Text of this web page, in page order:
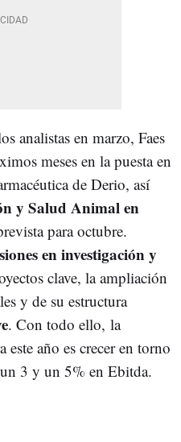
analistas en marzo, Faes
meses en la puesta en
de Derio, así
y Salud Animal en
para octubre.
en investigación y
clave, la ampliación
y de su estructura
. Con todo ello, la
este año es crecer en torno
3 y un 5% en Ebitda.